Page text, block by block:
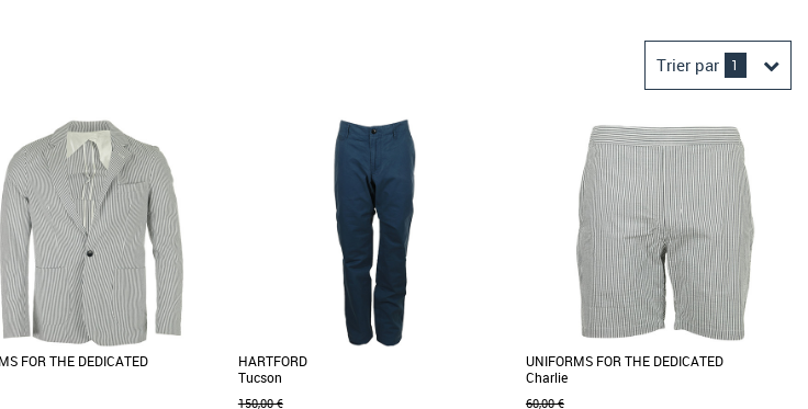
Trier par 1
Prix croissant
Prix décroissant
Meilleures remises
FOR THE DEDICATED
HARTFORD
Tucson
150,00 €
UNIFORMS FOR THE DEDICATED
Charlie
60,00 €